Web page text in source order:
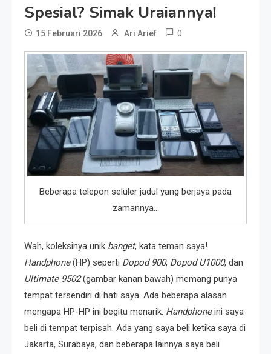
Spesial? Simak Uraiannya!
15 Februari 2026 Ari Arief 0
Beberapa telepon seluler jadul yang berjaya pada
zamannya…
Wah, koleksinya unik banget, kata teman saya!
Handphone(HP) seperti Dopod 900, Dopod U1000, dan
Ultimate 9502(gambar kanan bawah) memang punya
tempat tersendiri di hati saya. Ada beberapa alasan
mengapa HP-HP ini begitu menarik. Handphoneini saya
beli di tempat terpisah. Ada yang saya beli ketika saya di
Jakarta, Surabaya, dan beberapa lainnya saya beli